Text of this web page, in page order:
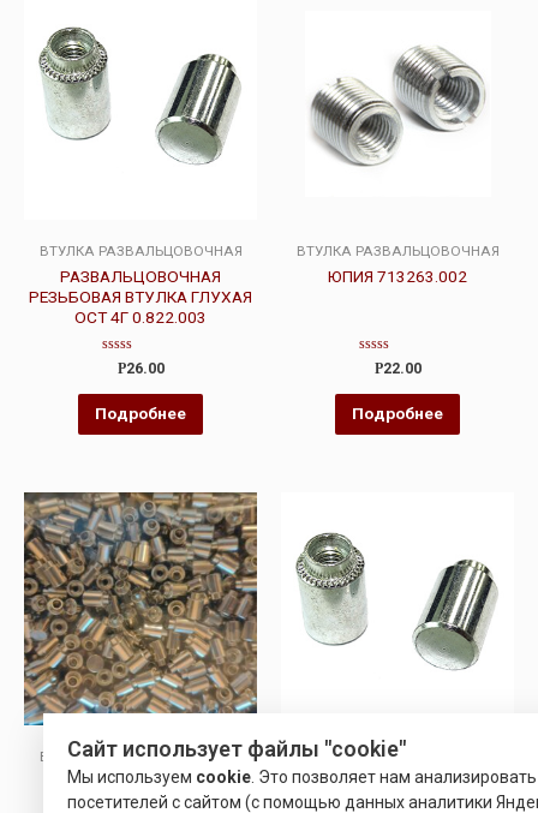
ВТУЛКА РАЗВАЛЬЦОВОЧНАЯ
РАЗВАЛЬЦОВОЧНАЯ
РЕЗЬБОВАЯ ВТУЛКА ГЛУХАЯ
ОСТ 4Г 0.822.003
Оценка
из
5
Р26.00
Подробнее
ВТУЛКА РАЗВАЛЬЦОВОЧНАЯ
ЮПИЯ 713263.002
Оценка
из
5
Р22.00
Подробнее
ВТУЛКА РАЗВАЛЬЦОВОЧНАЯ
ЮПИЯ 715331.002
ВТУЛКА РАЗВАЛЬЦОВОЧНАЯ
ВТУЛКА ЮПИЯ
Сайт использует файлы "cookie"
Мы используем cookie . Это позволяет нам
посетителей с сайтом (с помощью данных аналитики